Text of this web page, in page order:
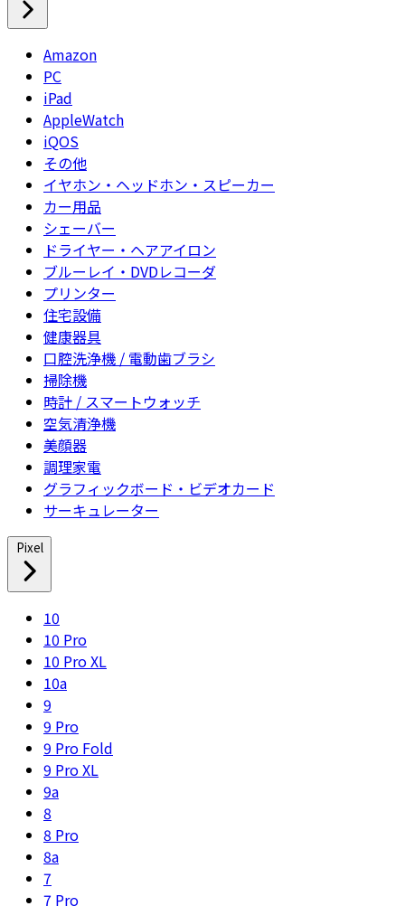
Amazon
PC
iPad
AppleWatch
iQOS
その他
イヤホン・ヘッドホン・スピーカー
カー用品
シェーバー
ドライヤー・ヘアアイロン
ブルーレイ・DVDレコーダ
プリンター
住宅設備
健康器具
口腔洗浄機 / 電動歯ブラシ
掃除機
時計 / スマートウォッチ
空気清浄機
美顔器
調理家電
グラフィックボード・ビデオカード
サーキュレーター
Pixel
10
10 Pro
10 Pro XL
10a
9
9 Pro
9 Pro Fold
9 Pro XL
9a
8
8 Pro
8a
7
7 Pro